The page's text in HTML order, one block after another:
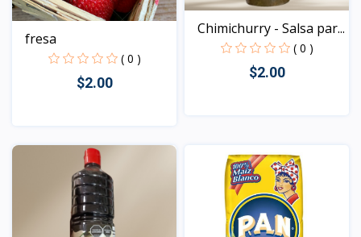
fresa
( 0 )
$2.00
Vista
Chimichurry - Salsa par...
( 0 )
$2.00